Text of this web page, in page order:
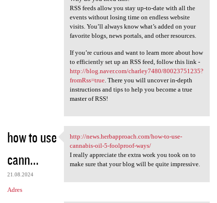
RSS feeds allow you stay up-to-date with all the
events without losing time on endless website
visits. You’ll always know what’s added on your
favorite blogs, news portals, and other resources.
If you’re curious and want to learn more about how
to efficiently set up an RSS feed, follow this link -
http://blog.naver.com/charley7480/80023751235?
fromRss=true. There you will uncover in-depth
instructions and tips to help you become a true
master of RSS!
how to use
cann...
21.08.2024
Adres
http://news.herbapproach.com
http://news.herbapproach.com/how-to-use-
cannabis-oil-5-foolproof-ways/
I really appreciate the extra work you took on to
make sure that your blog will be quite impressive.